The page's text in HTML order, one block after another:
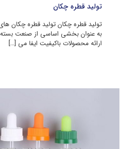
تولید قطره چکان
تولید قطره چکان تولید قطره چکان‌
به‌ عنوان بخشی اساسی از صنعت
ارائه محصولات باکیفیت ایفا می‌ […]